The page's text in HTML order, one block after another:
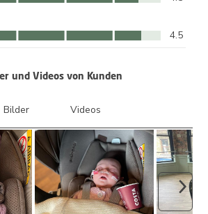
4.5
und Videos von Kunden